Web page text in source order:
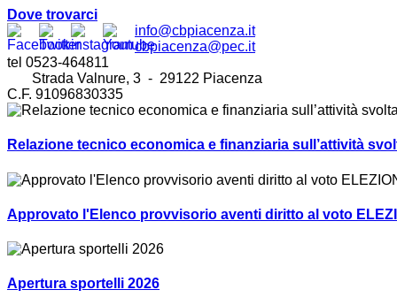
Dove trovarci
info@cbpiacenza.it
cbpiacenza@pec.it
tel 0523-464811
Strada Valnure, 3 - 29122 Piacenza
C.F. 91096830335
Relazione tecnico economica e finanziaria sull’attività
Approvato l'Elenco provvisorio aventi diritto al voto
Apertura sportelli 2026